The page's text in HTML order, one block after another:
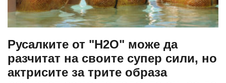
Русалките от "H2O" може да
разчитат на своите супер сили, но
актрисите за трите образа